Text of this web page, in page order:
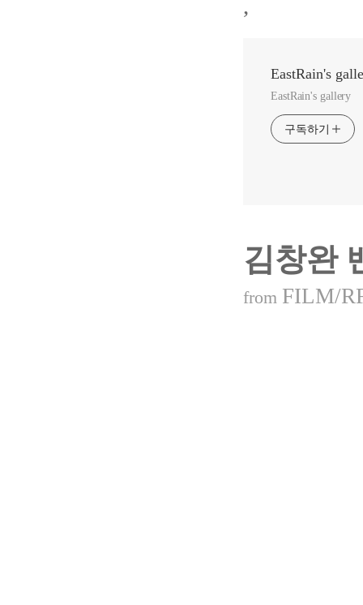
,
EastRain's
EastRain's gallery
구독하기
김창완
from FILM/